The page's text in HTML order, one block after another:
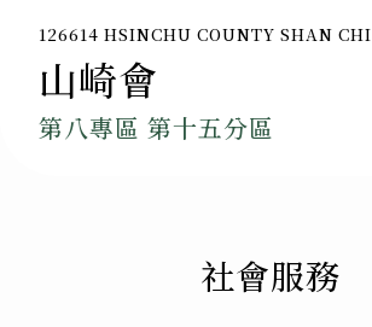
126614 HSINCHU COUNTY SHAN CHI
山崎會
第八專區 第十五分區
社會服務